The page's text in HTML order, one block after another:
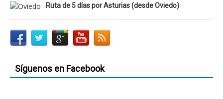
Ruta de 5 días por Asturias (desde Oviedo)
Síguenos en Facebook